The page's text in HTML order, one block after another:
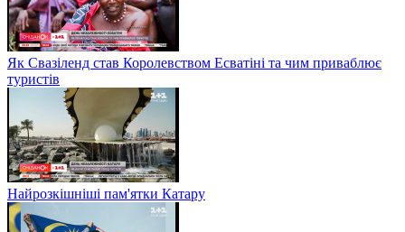
Як Свазіленд став Королевством Есватіні та чим приваблює
туристів
Найрозкішніші пам'ятки Катару